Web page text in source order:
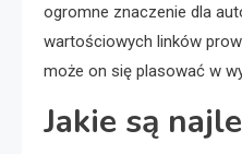
ogromne znaczenie dla
wartościowych linków
może on się plasować w
Jakie są